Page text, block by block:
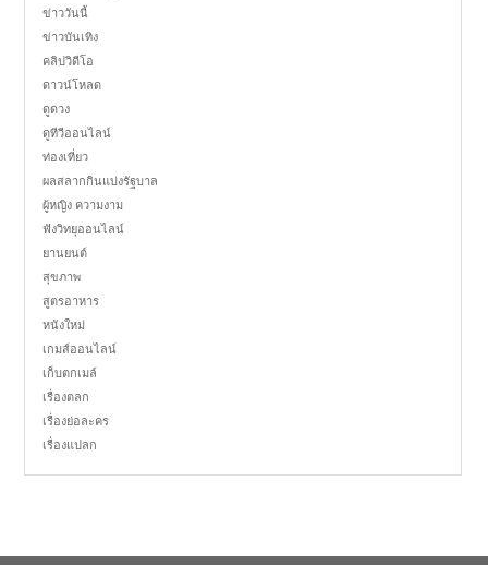
ข่าววันนี้
ข่าวบันเทิง
คลิปวิดีโอ
ดาวน์โหลด
ดูดวง
ดูทีวีออนไลน์
ท่องเที่ยว
ผลสลากกินแบ่งรัฐบาล
ผู้หญิง ความงาม
ฟังวิทยุออนไลน์
ยานยนต์
สุขภาพ
สูตรอาหาร
หนังใหม่
เกมส์ออนไลน์
เก็บตกเมล์
เรื่องตลก
เรื่องย่อละคร
เรื่องแปลก